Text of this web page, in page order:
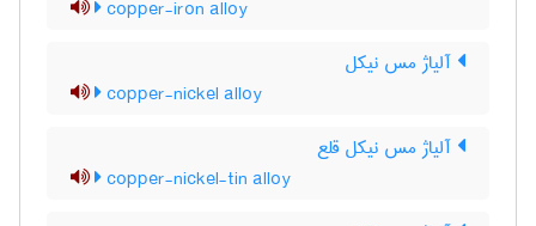
copper-iron alloy
آلیاژ مس نیکل
copper-nickel alloy
آلیاژ مس نیکل قلع
copper-nickel-tin alloy